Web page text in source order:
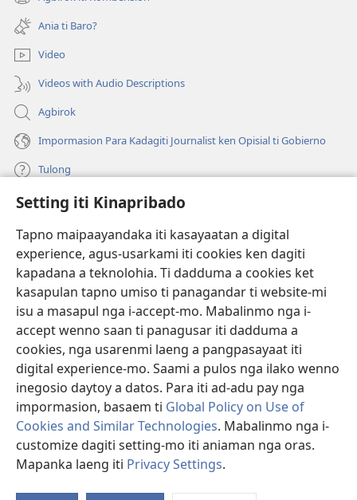
Setting iti Kinapribado
Tapno maipaayandaka iti kasayaatan a digital
experience, agus-usarkami iti cookies ken dagiti
kapadana a teknolohia. Ti dadduma a cookies ket
kasapulan tapno umiso ti panagandar ti website-mi
isu a masapul nga i-accept-mo. Mabalinmo nga i-
accept wenno saan ti panagusar iti dadduma a
cookies, nga usarenmi laeng a pangpasayaat iti
digital experience-mo. Saami a pulos nga ilako wenno
inegosio daytoy a datos. Para iti ad-adu pay nga
impormasion, basaem ti Global Policy on Use of
Cookies and Similar Technologies. Mabalinmo nga i-
customize dagiti setting-mo iti aniaman nga oras.
Mapanka laeng iti Privacy Settings.
baro
window)
(manglukat
iti
baro
a
window)
Ania ti Baro?
Video
Videos with Audio Descriptions
Agbirok
Impormasion Para Kadagiti Journalist ken Opisial ti Gobierno
Tulong
Donasion
(manglukat
iti
baro
a
window)
Watchtower ONLINE A LIBRARIA
(manglukat
iti
baro
a
JW Hub ®
(manglukat
iti
baro
window)
JW Library
Watchtower Library
Copyright© 2026 Watch Tower Bible and Tract Society of Pennsylvania.
PAGANNUROTAN ITI PANAGUSAR|PAGANNUROTAN ITI
KINAPRIBADO|SETTING ITI KINAPRIBADO